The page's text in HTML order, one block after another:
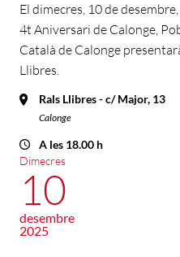
El dimecres, 10 de
4t Aniversari de Calonge,
Català de Calonge
Llibres.
Rals Llibres - c/ Major, 13
Calonge
A les 18.00 h
Dimecres
10
desembre
2025